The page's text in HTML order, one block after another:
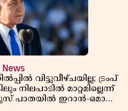
News
വിട്ടുവീഴ്ചയില്ല; ട്രംപ്
നിലപാടിൽ മാറ്റമില്ലെന്ന്
പാതയിൽ ഇറാൻ-ഒമാൻ